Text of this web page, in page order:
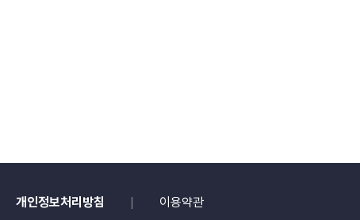
Soul
개인정보처리방침 이용약관